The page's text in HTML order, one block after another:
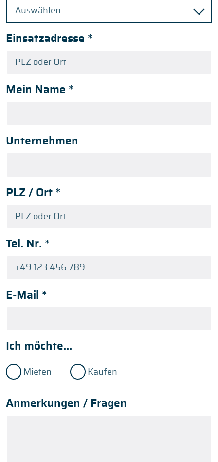
Einsatzadresse *
Mein Name *
Unternehmen
PLZ / Ort *
Tel. Nr. *
E-Mail *
Ich möchte...
Mieten Kaufen
Anmerkungen / Fragen